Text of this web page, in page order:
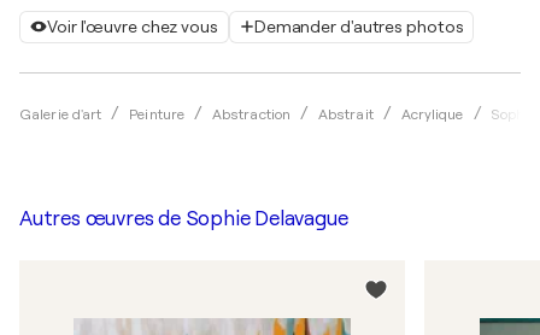
Voir l'œuvre chez vous Demander d'autres photos
Galerie d'art Peinture Abstraction Abstrait Acrylique
Autres œuvres de Sophie Delavague